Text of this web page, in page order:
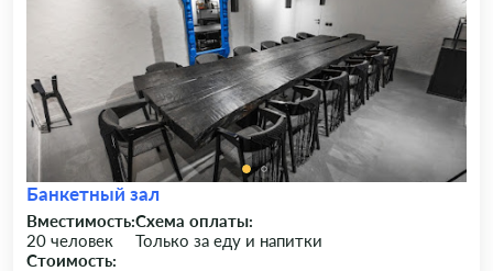
Банкетный зал
Вместимость:
20 человек
Схема оплаты:
Только за еду и напитки
Стоимость: